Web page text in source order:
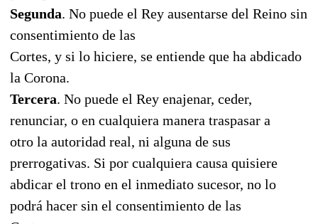
Segunda. No puede el Rey ausentarse del Reino sin
consentimiento de las
Cortes, y si lo hiciere, se entiende que ha abdicado
la Corona.
Tercera. No puede el Rey enajenar, ceder,
renunciar, o en cualquiera manera traspasar a
otro la autoridad real, ni alguna de sus
prerrogativas. Si por cualquiera causa quisiere
abdicar el trono en el inmediato sucesor, no lo
podrá hacer sin el consentimiento de las